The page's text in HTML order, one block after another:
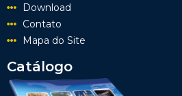
Download
Contato
Mapa do Site
Catálogo